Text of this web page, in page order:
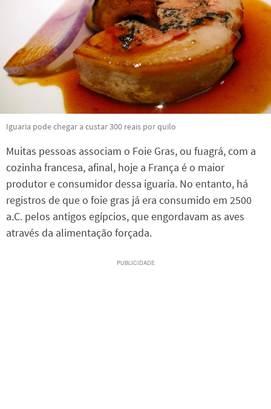
Iguaria pode chegar a custar 300 reais por quilo
Muitas pessoas associam o Foie Gras, ou fuagrá, com a
cozinha francesa, afinal, hoje a França é o maior
produtor e consumidor dessa iguaria. No entanto, há
registros de que o foie gras já era consumido em 2500
a.C. pelos antigos egípcios, que engordavam as aves
através da alimentação forçada.